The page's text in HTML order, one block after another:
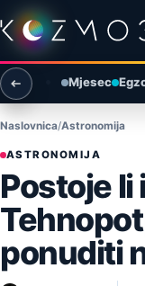
Preskoči na sadržaj
Otvori izbornik
Otvori pretragu
Mjesec
Naslovnica Astronomija
ASTRONOMIJA
Postoje
ponuditi